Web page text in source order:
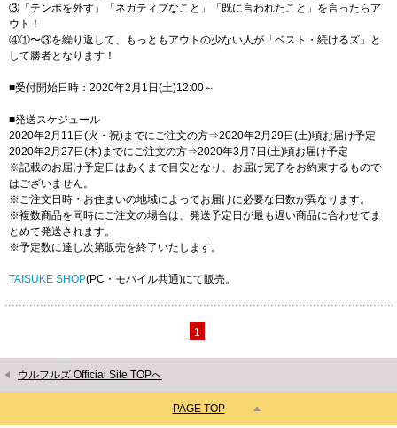
③「テンポを外す」「ネガティブなこと」「既に言われたこと」を言ったらア
ウト！
④①〜③を繰り返して、もっともアウトの少ない人が「ベスト・続けるズ」と
して勝者となります！
■受付開始日時：2020年2月1日(土)12:00～
■発送スケジュール
2020年2月11日(火・祝)までにご注文の方⇒2020年2月29日(土)頃お届け予定
2020年2月27日(木)までにご注文の方⇒2020年3月7日(土)頃お届け予定
※記載のお届け予定日はあくまで目安となり、お届け完了をお約束するもので
はございません。
※ご注文日時・お住まいの地域によってお届けに必要な日数が異なります。
※複数商品を同時にご注文の場合は、発送予定日が最も遅い商品に合わせてま
とめて発送されます。
※予定数に達し次第販売を終了いたします。
TAISUKE SHOP(PC・モバイル共通)にて販売。
1
ウルフルズ Official Site TOPへ
PAGE TOP